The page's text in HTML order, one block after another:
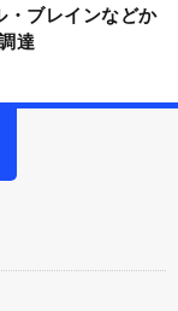
・ブレインなどか
達